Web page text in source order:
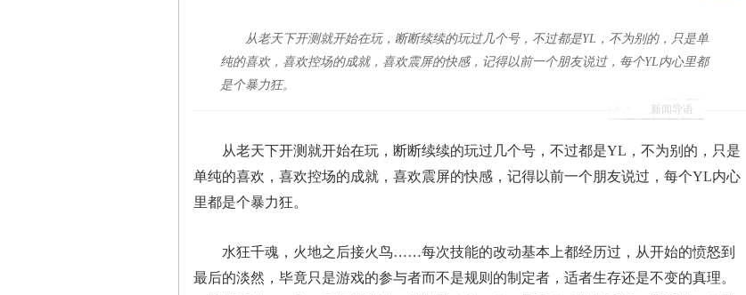
新闻导语
从老天下开测就开始在玩，断断续续的玩过几个号，不过都是YL，不为别的，只是单
纯的喜欢，喜欢控场的成就，喜欢震屏的快感，记得以前一个朋友说过，每个YL内心里都
是个暴力狂。
从老天下开测就开始在玩，断断续续的玩过几个号，不过都是YL，不为别的，只是
单纯的喜欢，喜欢控场的成就，喜欢震屏的快感，记得以前一个朋友说过，每个YL内心
里都是个暴力狂。
水狂千魂，火地之后接火鸟……每次技能的改动基本上都经历过，从开始的愤怒到
最后的淡然，毕竟只是游戏的参与者而不是规则的制定者，适者生存还是不变的真理。